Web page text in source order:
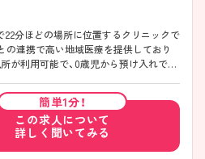
22分ほどの場所に位置するクリニックで
の連携で高い地域医療を提供しており
が利用可能で、0歳児から預け入れでき
におすすめです。
簡単1分！
この求人について
詳しく聞いてみる